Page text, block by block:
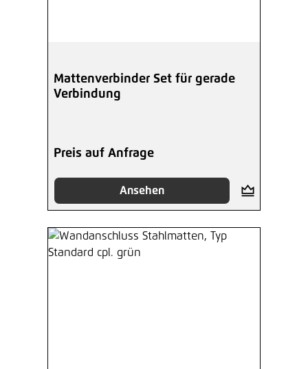
Mattenverbinder Set für gerade
Verbindung
Preis auf Anfrage
Ansehen